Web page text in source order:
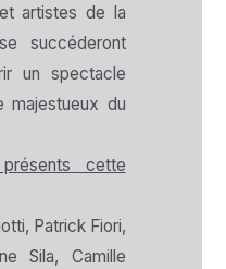
artistes de la
succéderont
un spectacle
majestueux du
cette
Patrick Fiori,
Sila, Camille